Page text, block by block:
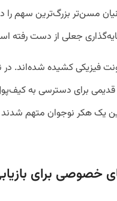
جعلی از دست رفته
فیزیکی کشیده شده‌اند. در
برای دسترسی به
برای